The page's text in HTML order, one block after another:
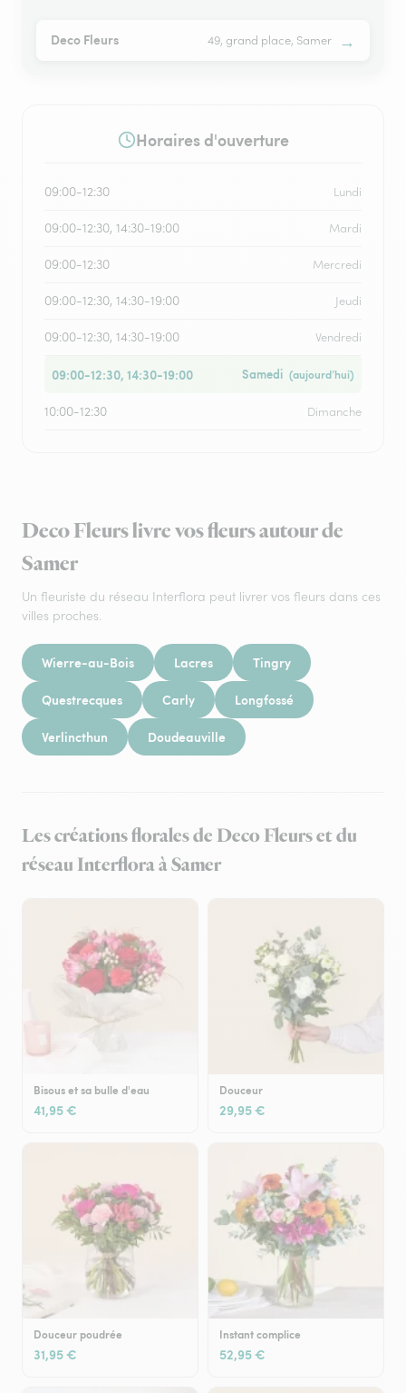
Deco Fleurs 49, grand place, Samer →
Horaires d'ouverture
09:00-12:30 Lundi
09:00-12:30, 14:30-19:00 Mardi
09:00-12:30 Mercredi
09:00-12:30, 14:30-19:00 Jeudi
09:00-12:30, 14:30-19:00 Vendredi
09:00-12:30, 14:30-19:00 Samedi (aujourd’hui)
10:00-12:30 Dimanche
Deco Fleurs livre vos fleurs autour de
Samer
Un fleuriste du réseau Interflora peut livrer vos fleurs dans ces
villes proches.
Wierre-au-Bois Lacres Tingry
Questrecques Carly Longfossé
Verlincthun Doudeauville
Les créations florales de Deco Fleurs et du
réseau Interflora à Samer
Bisous et sa bulle d'eau
41,95 €
Douceur
29,95 €
Douceur poudrée
31,95 €
Instant complice
52,95 €